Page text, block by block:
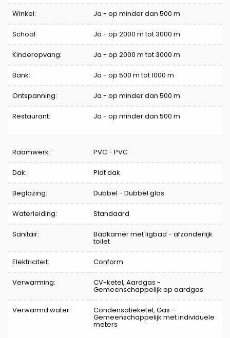
Winkel: Ja - op minder dan 500 m
School: Ja - op 2000 m tot 3000 m
Kinderopvang: Ja - op 2000 m tot 3000 m
Bank: Ja - op 500 m tot 1000 m
Ontspanning: Ja - op minder dan 500 m
Restaurant: Ja - op minder dan 500 m
Raamwerk: PVC - PVC
Dak: Plat dak
Beglazing: Dubbel - Dubbel glas
Waterleiding: Standaard
Sanitair: Badkamer met ligbad - afzonderlijk
toilet
Elektriciteit: Conform
Verwarming: CV-ketel, Aardgas -
Gemeenschappelijk op aardgas
Verwarmd water: Condensatieketel, Gas -
Gemeenschappelijk met individuele
meters